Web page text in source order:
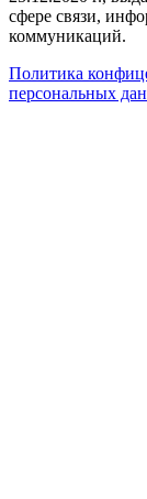
сфере связи,
коммуникаций.
Политика
персональных